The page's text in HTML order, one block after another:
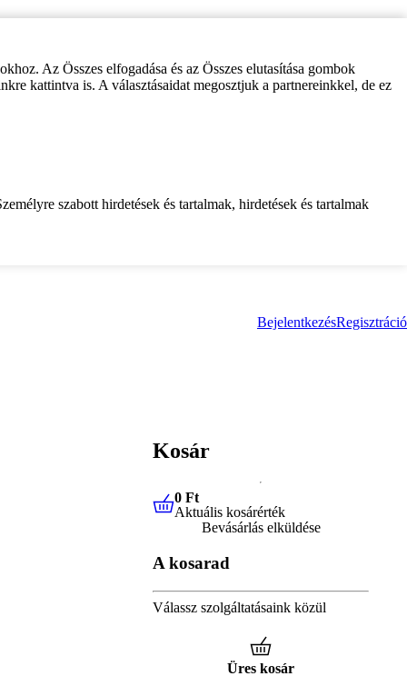
Az Összes elfogadása és az Összes elutasítása gombok
kattintva is. A választásaidat megosztjuk a partnereinkkel, de ez
szabott hirdetések és tartalmak, hirdetések és tartalmak
BejelentkezésRegisztráció
Kosár
0 FtAktuális kosárérték
0 Ft
Aktuális kosárérték
Bevásárlás elküldése
A kosarad
Válassz szolgáltatásaink közül
Üres kosár